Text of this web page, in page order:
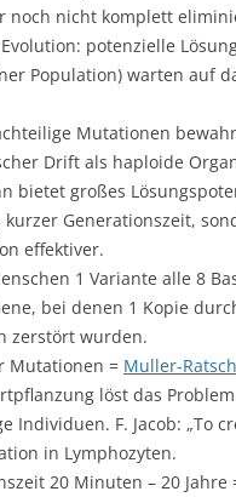
noch nicht komplett
potenzielle
Population) warten auf
Mutationen
Drift als haploide
bietet großes
Generationszeit,
effektiver.
1 Variante alle 8
bei denen 1 Kopie
zerstört wurden.
Mutationen = Muller-
löst das
Individuen. F. Jacob: „To
in Lymphozyten.
20 Minuten – 20 Jahre